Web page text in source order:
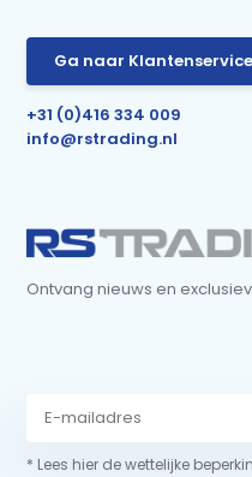
Ga naar Klantenservice
+31 (0)416 334 009
info@rstrading.nl
Ontvang nieuws en
* Lees hier de wettelijke